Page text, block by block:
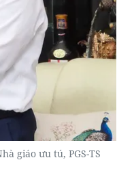
giáo ưu tú, PGS-TS